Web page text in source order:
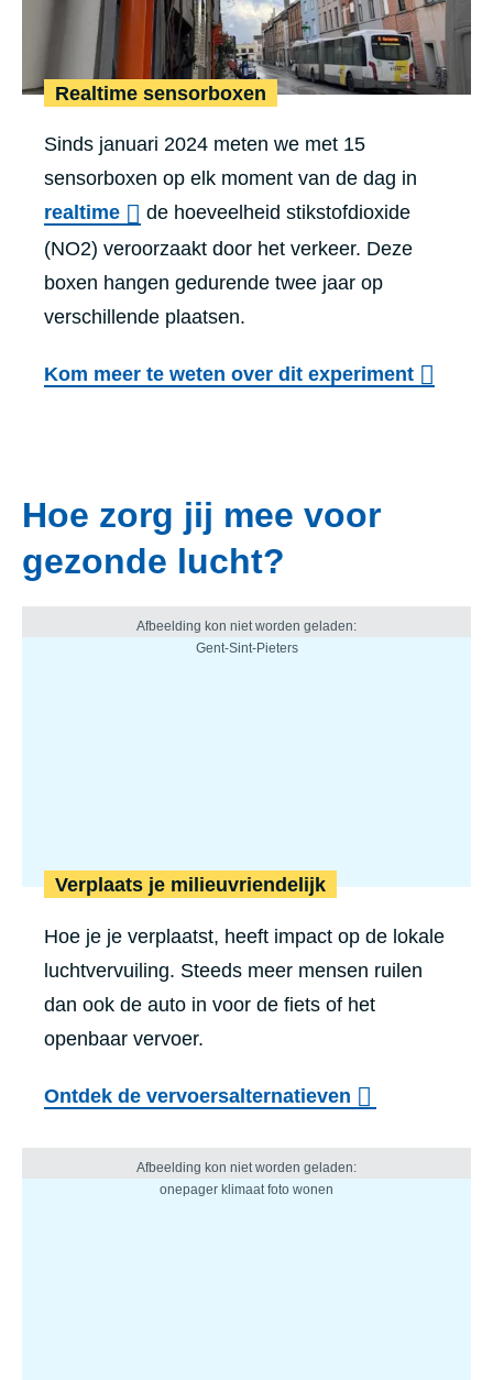
Realtime sensorboxen
Sinds januari 2024 meten we met 15
sensorboxen op elk moment van de dag in
realtime
de hoeveelheid stikstofdioxide
(NO2) veroorzaakt door het verkeer. Deze
boxen hangen gedurende twee jaar op
verschillende plaatsen.
Kom meer te weten over dit experiment
Hoe zorg jij mee voor
gezonde lucht?
Verplaats je milieuvriendelijk
Hoe je je verplaatst, heeft impact op de lokale
luchtvervuiling. Steeds meer mensen ruilen
dan ook de auto in voor de fiets of het
openbaar vervoer.
Ontdek de vervoersalternatieven